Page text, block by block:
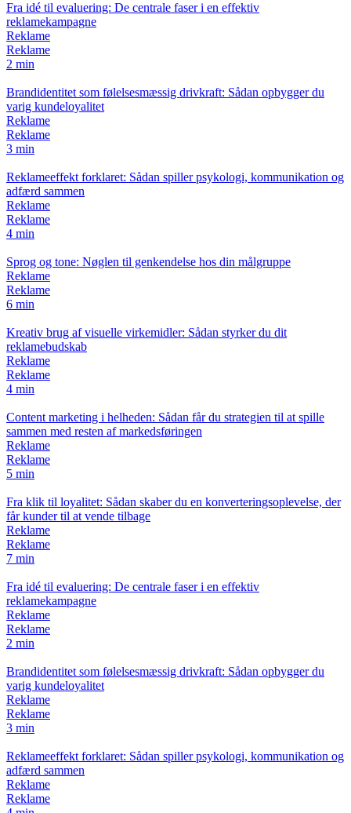
Fra idé til evaluering: De centrale faser i en effektiv
reklamekampagne
Reklame
Reklame
2 min
Brandidentitet som følelsesmæssig drivkraft: Sådan opbygger du
varig kundeloyalitet
Reklame
Reklame
3 min
Reklameeffekt forklaret: Sådan spiller psykologi, kommunikation og
adfærd sammen
Reklame
Reklame
4 min
Sprog og tone: Nøglen til genkendelse hos din målgruppe
Reklame
Reklame
6 min
Kreativ brug af visuelle virkemidler: Sådan styrker du dit
reklamebudskab
Reklame
Reklame
4 min
Content marketing i helheden: Sådan får du strategien til at spille
sammen med resten af markedsføringen
Reklame
Reklame
5 min
Fra klik til loyalitet: Sådan skaber du en konverteringsoplevelse, der
får kunder til at vende tilbage
Reklame
Reklame
7 min
Fra idé til evaluering: De centrale faser i en effektiv
reklamekampagne
Reklame
Reklame
2 min
Brandidentitet som følelsesmæssig drivkraft: Sådan opbygger du
varig kundeloyalitet
Reklame
Reklame
3 min
Reklameeffekt forklaret: Sådan spiller psykologi, kommunikation og
adfærd sammen
Reklame
Reklame